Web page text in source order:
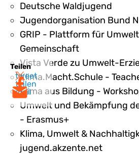
Teilen
tweet
teilen
mail
Deutsche Waldjugend
Jugendorganisation Bund
GRIP - Plattform für
Gemeinschaft
Vista Verde zu Umwelt-
Klima.Macht.Schule -
Klima aus Bildung -
Umwelt und Bekämpfung
- Erasmus+
Klima, Umwelt &
jugend.akzente.net